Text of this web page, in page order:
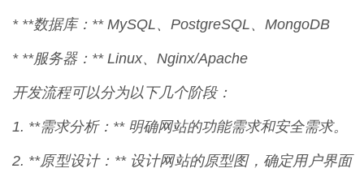
* **数据库：** MySQL、PostgreSQL、MongoDB
* **服务器：** Linux、Nginx/Apache
开发流程可以分为以下几个阶段：
1. **需求分析：** 明确网站的功能需求和安全需求。
2. **原型设计：** 设计网站的原型图，确定用户界面